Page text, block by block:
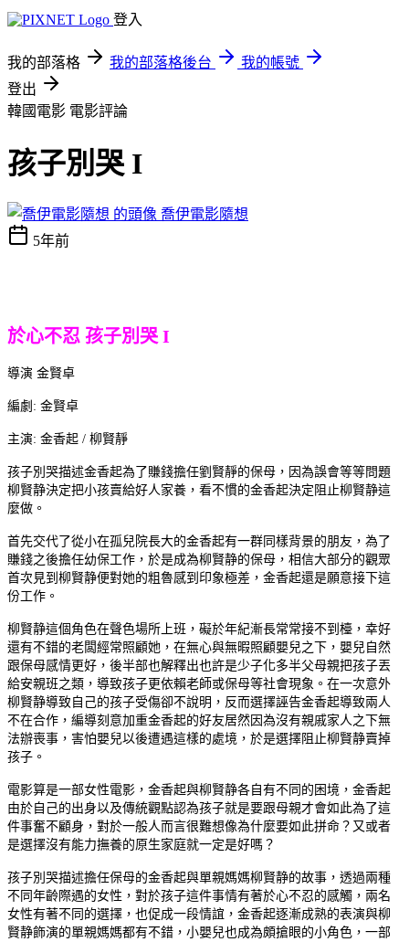
登入
我的部落格 我的部落格後台
我的帳號
登出
韓國電影 電影評論
孩子別哭 I
喬伊電影隨想
5年前
於心不忍 孩子別哭 I
導演 金賢卓
編劇: 金賢卓
主演: 金香起 / 柳賢靜
孩子別哭描述金香起為了賺錢擔任劉賢靜的保母，因為誤會等等問題
柳賢静決定把小孩賣給好人家養，看不慣的金香起決定阻止柳賢静這
麼做。
首先交代了從小在孤兒院長大的金香起有一群同樣背景的朋友，為了
賺錢之後擔任幼保工作，於是成為柳賢静的保母，相信大部分的觀眾
首次見到柳賢静便對她的粗魯感到印象極差，金香起還是願意接下這
份工作。
柳賢静這個角色在聲色場所上班，礙於年紀漸長常常接不到檯，幸好
還有不錯的老闆經常照顧她，在無心與無暇照顧嬰兒之下，嬰兒自然
跟保母感情更好，後半部也解釋出也許是少子化多半父母親把孩子丟
給安親班之類，導致孩子更依賴老師或保母等社會現象。在一次意外
柳賢静導致自己的孩子受傷卻不說明，反而選擇誣告金香起導致兩人
不在合作，編導刻意加重金香起的好友居然因為沒有親戚家人之下無
法辦喪事，害怕嬰兒以後遭遇這樣的處境，於是選擇阻止柳賢静賣掉
孩子。
電影算是一部女性電影，金香起與柳賢静各自有不同的困境，金香起
由於自己的出身以及傳統觀點認為孩子就是要跟母親才會如此為了這
件事奮不顧身，對於一般人而言很難想像為什麼要如此拼命？又或者
是選擇沒有能力撫養的原生家庭就一定是好嗎？
孩子別哭描述擔任保母的金香起與單親媽媽柳賢静的故事，透過兩種
不同年齡際遇的女性，對於孩子這件事情有著於心不忍的感觸，兩名
女性有著不同的選擇，也促成一段情誼，金香起逐漸成熟的表演與柳
賢静飾演的單親媽媽都有不錯，小嬰兒也成為頗搶眼的小角色，一部